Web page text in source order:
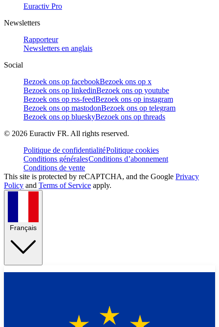
Euractiv Pro
Newsletters
Rapporteur
Newsletters en anglais
Social
Bezoek ons op facebookBezoek ons op x
Bezoek ons op linkedinBezoek ons op youtube
Bezoek ons op rss-feedBezoek ons op instagram
Bezoek ons op mastodonBezoek ons op telegram
Bezoek ons op blueskyBezoek ons op threads
© 2026 Euractiv FR. All rights reserved.
Politique de confidentialitéPolitique cookies
Conditions généralesConditions d’abonnement
Conditions de vente
This site is protected by reCAPTCHA, and the Google Privacy
Policy and Terms of Service apply.
Français